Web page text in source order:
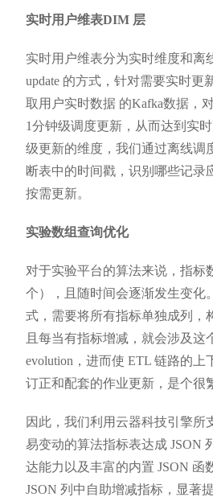
实时用户维表DIM 层
实时用户维表分为实时维度和离
update 的方式，针对需要实时更
取用户实时数据 的Kafka数据，
1分钟级调度更新，从而达到实
级更新的维度，我们通过离线调
断表中的时间戳，识别哪些记录
按需更新。
实验数组查询优化
对于实验平台的算法来说，指标
个），且随时间会逐渐发生变化
式，需要将所有指标单独成列，
且每当有指标增减，就会涉及这
evolution，进而使 ETL 链路的上
订正和配套的作业更新，是个很
因此，我们利用云器科技引擎所
易变动的算法指标表达成 JSON
达能力以及丰富的内置 JSON 函
JSON 列中自助增减指标，显著